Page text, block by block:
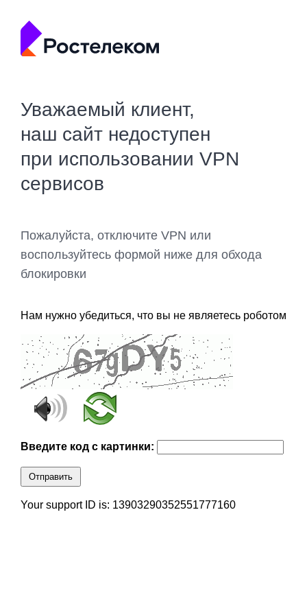
Уважаемый клиент,
наш сайт недоступен
при использовании VPN
сервисов
Пожалуйста, отключите VPN или
воспользуйтесь формой ниже для обхода
блокировки
Нам нужно убедиться, что вы не являетесь роботом
Введите код с картинки:
Отправить
Your support ID is: 13903290352551777160